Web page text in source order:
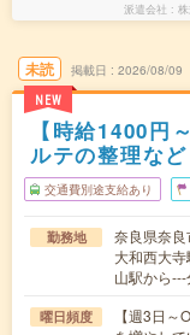
派遣会社
未読
NEW
掲載日 2026/08/09
【時給1400円
ルテの整理など
交通費別途支給あり
勤務地
奈良県奈良
大和西大
山駅から
曜日頻度
【週3日